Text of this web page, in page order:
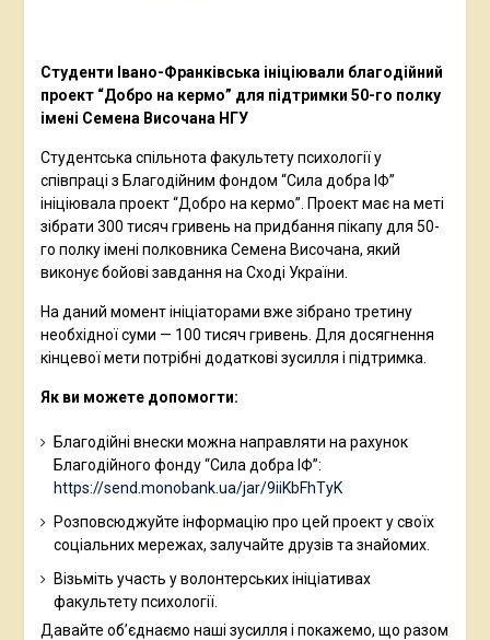
Студенти Івано-Франківська ініціювали благодійний
проект “Добро на кермо” для підтримки 50-го полку
імені Семена Височана НГУ
Студентська спільнота факультету психології у
співпраці з Благодійним фондом “Сила добра ІФ”
ініціювала проект “Добро на кермо”. Проект має на меті
зібрати 300 тисяч гривень на придбання пікапу для 50-
го полку імені полковника Семена Височана, який
виконує бойові завдання на Сході України.
На даний момент ініціаторами вже зібрано третину
необхідної суми — 100 тисяч гривень. Для досягнення
кінцевої мети потрібні додаткові зусилля і підтримка.
Як ви можете допомогти:
Благодійні внески можна направляти на рахунок
Благодійного фонду “Сила добра ІФ”:
https://send.monobank.ua/jar/9iiKbFhTyK
Розповсюджуйте інформацію про цей проект у своїх
соціальних мережах, залучайте друзів та знайомих.
Візьміть участь у волонтерських ініціативах
факультету психології.
Давайте об’єднаємо наші зусилля і покажемо, що разом